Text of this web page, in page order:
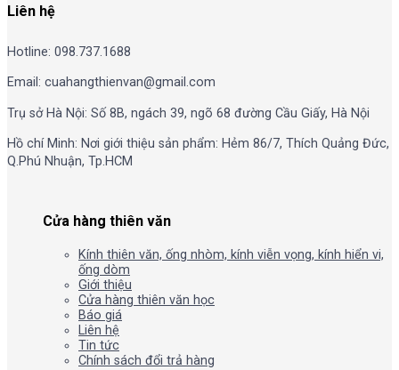
Liên hệ
Hotline: 098.737.1688
Email: cuahangthienvan@gmail.com
Trụ sở Hà Nội: Số 8B, ngách 39, ngõ 68 đường Cầu Giấy, Hà Nội
Hồ chí Minh: Nơi giới thiệu sản phẩm: Hẻm 86/7, Thích Quảng Đức,
Q.Phú Nhuận, Tp.HCM
Cửa hàng thiên văn
Kính thiên văn, ống nhòm, kính viễn vọng, kính hiển vi,
ống dòm
Giới thiệu
Cửa hàng thiên văn học
Báo giá
Liên hệ
Tin tức
Chính sách đổi trả hàng